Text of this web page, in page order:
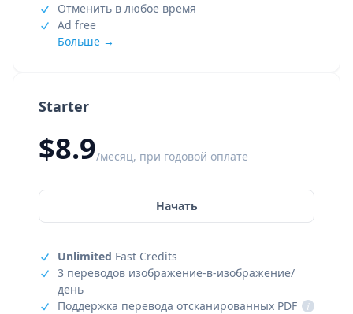
Starter
$8.9/месяц, при годовой оплате
Начать
Unlimited Fast Credits
3 переводов изображение-в-изображение/
день
Поддержка перевода отсканированных PDF
i
Отменить в любое время
Ad free
Больше →